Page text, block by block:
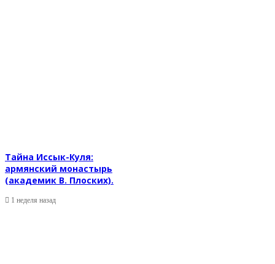
Тайна Иссык-Куля:
армянский монастырь
(академик В. Плоских).
1 неделя назад